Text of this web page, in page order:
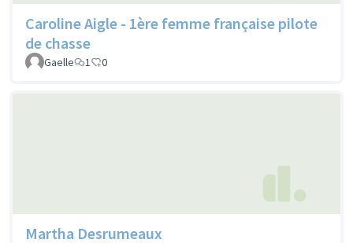
Caroline Aigle - 1ère femme française pilote
de chasse
Gaelle 1 0
Martha Desrumeaux